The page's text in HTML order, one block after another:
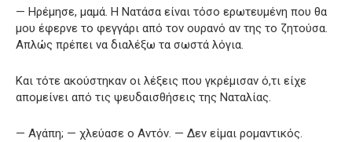
— Ηρέμησε, μαμά. Η Νατάσα είναι τόσο ερωτευμένη που θα
μου έφερνε το φεγγάρι από τον ουρανό αν της το ζητούσα.
Απλώς πρέπει να διαλέξω τα σωστά λόγια.
Και τότε ακούστηκαν οι λέξεις που γκρέμισαν ό,τι είχε
απομείνει από τις ψευδαισθήσεις της Ναταλίας.
— Αγάπη; — χλεύασε ο Αντόν. — Δεν είμαι ρομαντικός.